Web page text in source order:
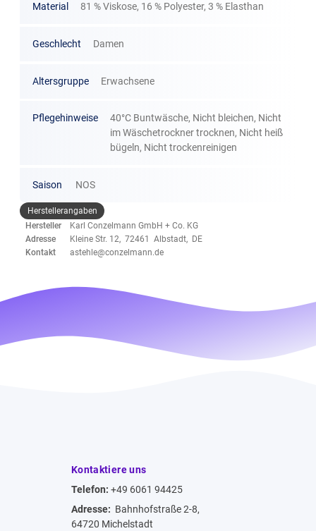
Material 81 % Viskose, 16 % Polyester, 3 % Elasthan
Geschlecht Damen
Altersgruppe Erwachsene
Pflegehinweise
40°C Buntwäsche, Nicht bleichen, Nicht
im Wäschetrockner trocknen, Nicht heiß
bügeln, Nicht trockenreinigen
Saison NOS
Herstellerangaben
Hersteller
Karl Conzelmann GmbH + Co. KG
Adresse
Kleine Str. 12, 72461 Albstadt, DE
Kontakt
astehle@conzelmann.de
Kontaktiere uns
Telefon: +49 6061 94425
Adresse: Bahnhofstraße 2-8,
64720 Michelstadt